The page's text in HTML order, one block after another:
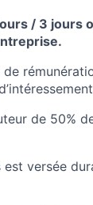
/ 3 jours
de 50%
est versée